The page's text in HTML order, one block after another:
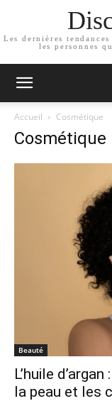
Les dernières
les personnes
Accueil Cosmétique
Cosmétique
Beauté
L’huile
la peau et les